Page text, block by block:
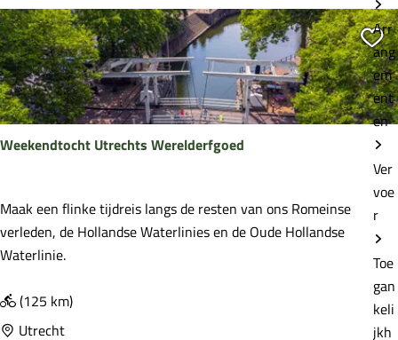
Arr
ang
em
ent
en
Ver
voe
r
Toe
gan
keli
jkh
t
e
r
s
l
u
i
i
n
i
e
p
o
n
e
Weekendtocht Utrechts Werelderfgoed
W
e
e
e
n
Maak een flinke tijdreis langs de resten van ons Romeinse
verleden, de Hollandse Waterlinies en de Oude Hollandse
Waterlinie.
(125 km)
Utrecht